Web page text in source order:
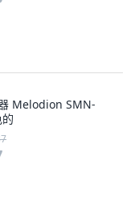
Melodion SMN-